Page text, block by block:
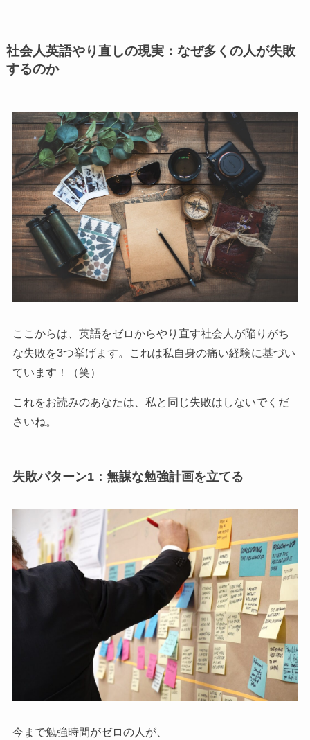
社会人英語やり直しの現実：なぜ多くの人が失敗
するのか
ここからは、英語をゼロからやり直す社会人が陥りがち
な失敗を3つ挙げます。これは私自身の痛い経験に基づい
ています！（笑）
これをお読みのあなたは、私と同じ失敗はしないでくだ
さいね。
失敗パターン1：無謀な勉強計画を立てる
今まで勉強時間がゼロの人が、